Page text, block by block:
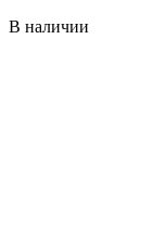
В наличии